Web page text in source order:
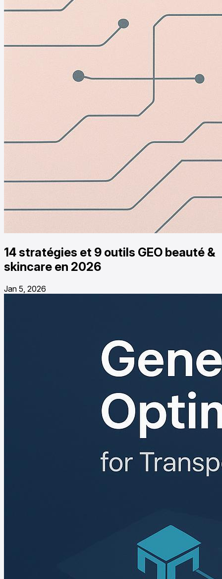
14 stratégies et 9 outils GEO beauté &
skincare en 2026
Jan 5, 2026